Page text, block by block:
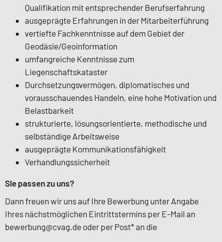
Qualifikation mit entsprechender Berufserfahrung
ausgeprägte Erfahrungen in der Mitarbeiterführung
vertiefte Fachkenntnisse auf dem Gebiet der
Geodäsie/Geoinformation
umfangreiche Kenntnisse zum
Liegenschaftskataster
Durchsetzungsvermögen, diplomatisches und
vorausschauendes Handeln, eine hohe Motivation und
Belastbarkeit
strukturierte, lösungsorientierte, methodische und
selbständige Arbeitsweise
ausgeprägte Kommunikationsfähigkeit
Verhandlungssicherheit
Sie passen zu uns?
Dann freuen wir uns auf Ihre Bewerbung unter Angabe
Ihres nächstmöglichen Eintrittstermins per E-Mail an
bewerbung@cvag.de oder per Post* an die